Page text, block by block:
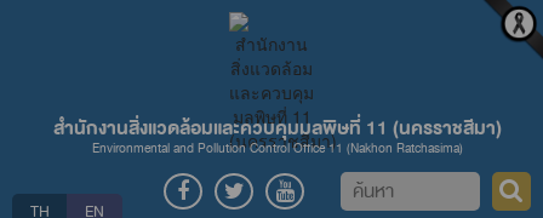
สำนักงานสิ่งแวดล้อมและควบคุมมลพิษที่ 11 (นครราชสีมา)
Environmental and Pollution Control Office 11 (Nakhon Ratchasima)
TH EN
ค้นหา